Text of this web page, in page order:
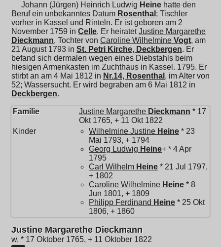
Johann (Jürgen) Heinrich Ludwig Heine hatte den
Beruf ein unbekanntes Datum Rosenthal ; Tischler
vorher in Kassel und Rinteln. Er ist geboren am 2
November 1759 in Celle. Er heiratetJustine Margarethe
Dieckmann, Tochter von Caroline Wilhelmine Vogt, am
21 August 1793 in St. Petri Kirche, Deckbergen. Er
befand sich dermalen wegen eines Diebstahls beim
hiesigen Armenkasten im Zuchthaus in Kassel. 1795. Er
stirbt an am 4 Mai 1812 in Nr.14, Rosenthal , im Alter von
52; Wassersucht. Er wird begraben am 6 Mai 1812 in
Deckbergen.
Familie Justine Margarethe Dieckmann * 17
Okt 1765, + 11 Okt 1822
Kinder
Wilhelmine Justine Heine * 23
Mai 1793, + 1794
Georg Ludwig Heine+ * 4 Apr
1795
Carl Wilhelm Heine * 21 Jul 1797,
+ 1802
Caroline Wilhelmine Heine * 8
Jun 1801, + 1809
Philipp Ferdinand Heine * 25 Okt
1806, + 1860
Justine Margarethe Dieckmann
w, * 17 Oktober 1765, + 11 Oktober 1822